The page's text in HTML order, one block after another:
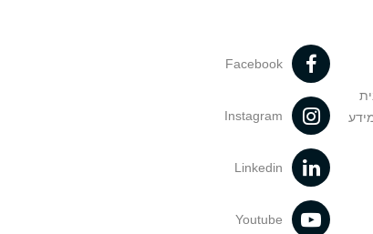
Facebook
Instagram
Linkedin
Youtube